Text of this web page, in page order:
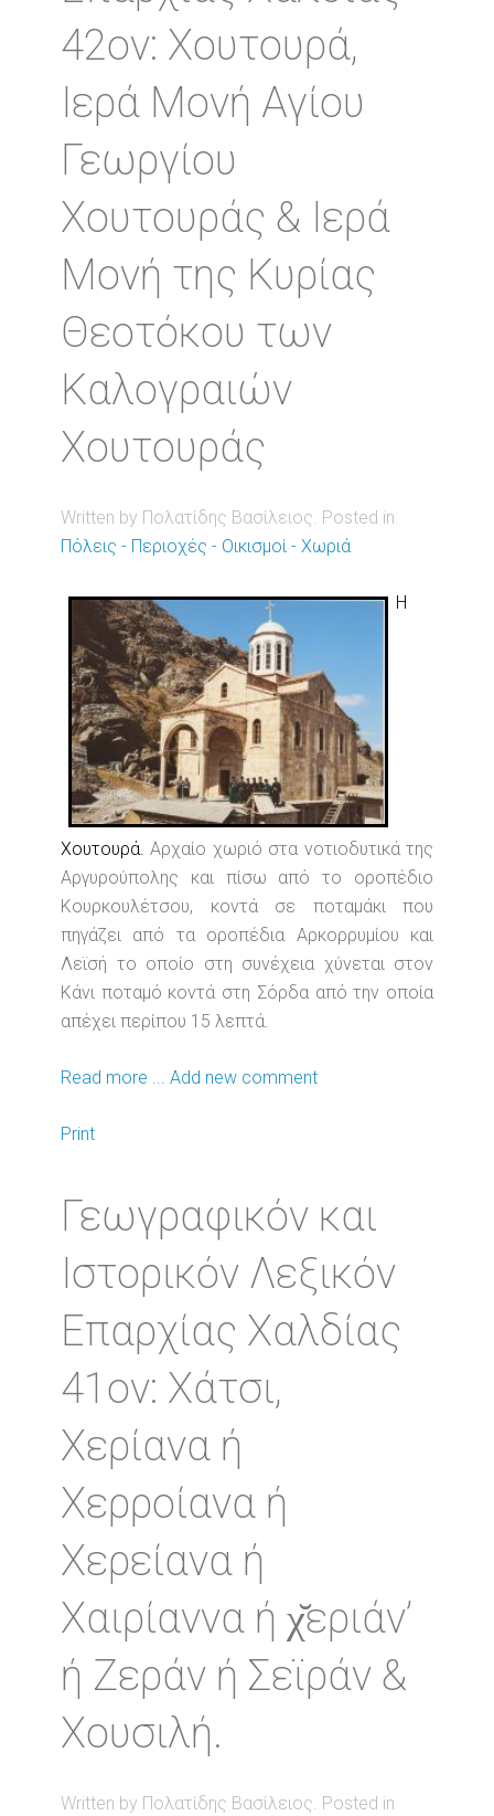
42ον: Χουτουρά,
Ιερά Μονή Αγίου
Γεωργίου
Χουτουράς & Ιερά
Μονή της Κυρίας
Θεοτόκου των
Καλογραιών
Χουτουράς
Written by Πολατίδης Βασίλειος. Posted in
Πόλεις - Περιοχές - Οικισμοί - Χωριά
Η
Χουτουρά.Αρχαίο χωριό στα νοτιοδυτικά της
Αργυρούπολης και πίσω από το οροπέδιο
Κουρκουλέτσου, κοντά σε ποταμάκι που
πηγάζει από τα οροπέδια Αρκορρυμίου και
Λεϊσή το οποίο στη συνέχεια χύνεται στον
Κάνι ποταμό κοντά στη Σόρδα από την οποία
απέχει περίπου 15 λεπτά.
Read more ... Add new comment
Print
Γεωγραφικόν και
Ιστορικόν Λεξικόν
Επαρχίας Χαλδίας
41ον: Χάτσι,
Χερίανα ή
Χερροίανα ή
Χερείανα ή
Χαιρίαννα ή χ̆εριάν’
ή Ζεράν ή Σεϊράν &
Χουσιλή.
Written by Πολατίδης Βασίλειος. Posted in